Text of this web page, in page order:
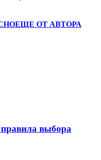
ЕЩЕ ОТ АВТОРА
выбора